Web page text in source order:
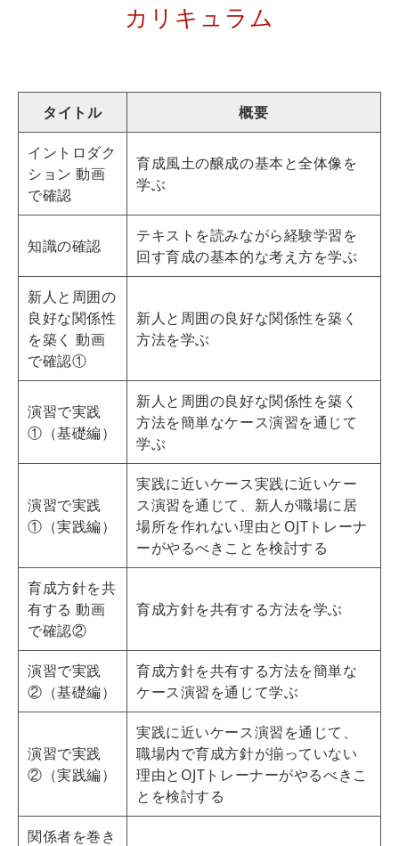
カリキュラム
タイトル 概要
イントロダク
ション 動画
で確認
育成風土の醸成の基本と全体像を
学ぶ
知識の確認
テキストを読みながら経験学習を
回す育成の基本的な考え方を学ぶ
新人と周囲の
良好な関係性
を築く 動画
で確認①
新人と周囲の良好な関係性を築く
方法を学ぶ
演習で実践
①（基礎編）
新人と周囲の良好な関係性を築く
方法を簡単なケース演習を通じて
学ぶ
演習で実践
①（実践編）
実践に近いケース実践に近いケー
ス演習を通じて、新人が職場に居
場所を作れない理由とOJTトレーナ
ーがやるべきことを検討する
育成方針を共
有する 動画
で確認②
育成方針を共有する方法を学ぶ
演習で実践
②（基礎編）
育成方針を共有する方法を簡単な
ケース演習を通じて学ぶ
演習で実践
②（実践編）
実践に近いケース演習を通じて、
職場内で育成方針が揃っていない
理由とOJTトレーナーがやるべきこ
とを検討する
関係者を巻き